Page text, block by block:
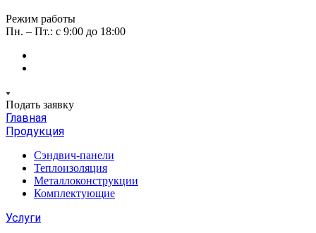
Режим работы
Пн. – Пт.: с 9:00 до 18:00
Подать заявку
Главная
Продукция
Сэндвич-панели
Теплоизоляция
Металлоконструкции
Комплектующие
Услуги